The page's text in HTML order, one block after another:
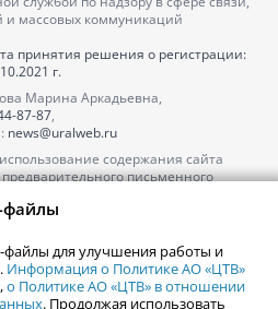
массовых коммуникаций
принятия решения о регистрации:
г.
Марина Аркадьевна,
87-87,
news@uralweb.ru
содержания сайта
письменного
обращайтесь по тел.
в разделе «Афиша»
файлы
файлы для улучшения работы и
Информация о Политике АО «ЦТВ»
,о Политике АО «ЦТВ» в отношении
. Продолжая использовать